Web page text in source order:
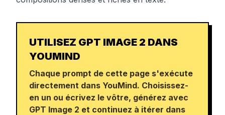
UTILISEZ GPT IMAGE 2 DANS
YOUMIND
Chaque prompt de cette page s'exécute
directement dans YouMind. Choisissez-
en un ou écrivez le vôtre, générez avec
GPT Image 2 et continuez à itérer dans